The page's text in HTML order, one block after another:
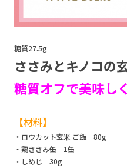
糖質27.5g
ささみとキノコの
糖質オフで美味し
【材料】
・ロウカット玄米 ご飯 80g
・鶏ささみ缶 1缶
・しめじ 30g